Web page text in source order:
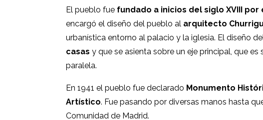
El pueblo fue fundado a inicios del siglo XVIII
encargó el diseño del pueblo al arquitecto
urbanística entorno al palacio y la iglesia. El diseño
casas y que se asienta sobre un eje principal, que
paralela.
En 1941 el pueblo fue declarado Monumento
Artístico. Fue pasando por diversas manos hasta
Comunidad de Madrid.